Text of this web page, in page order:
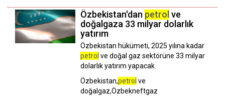
Özbekistan'dan petrol ve
doğalgaza 33 milyar dolarlık
yatırım
Özbekistan hükümeti, 2025 yılına kadar
petrol ve doğal gaz sektörüne 33 milyar
dolarlık yatırım yapacak.
Özbekistan,petrol ve
doğalgaz,Özbekneftgaz